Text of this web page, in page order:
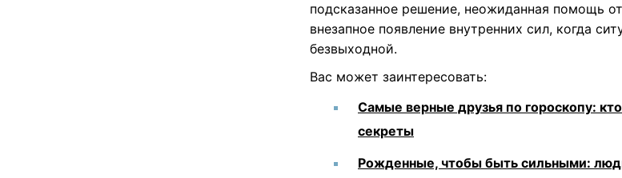
подсказанное решение, неожиданная помощь
внезапное появление внутренних сил, когда
безвыходной.
Вас может заинтересовать:
Самые верные друзья по гороскопу:
секреты
Рожденные, чтобы быть сильными: